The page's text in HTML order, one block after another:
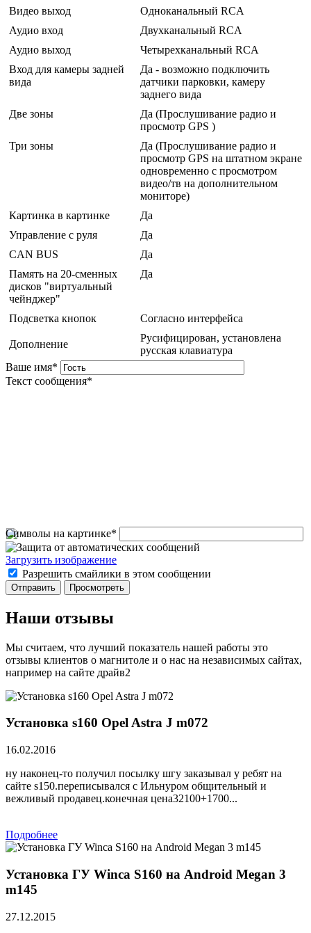
Видео выход
Одноканальный RCA
Аудио вход
Двухканальный RCA
Аудио выход
Четырехканальный RCA
Вход для камеры задней
вида
Да - возможно подключить
датчики парковки, камеру
заднего вида
Две зоны
Да (Прослушивание радио и
просмотр GPS )
Три зоны
Да (Прослушивание радио и
просмотр GPS на штатном экране
одновременно с просмотром
видео/тв на дополнительном
мониторе)
Картинка в картинке
Да
Управление с руля
Да
CAN BUS
Да
Память на 20-сменных
дисков "виртуальный
чейнджер"
Да
Подсветка кнопок Согласно интерфейса
Дополнение
Русифицирован, установлена
русская клавиатура
Ваше имя*
Текст сообщения*
Символы на картинке*
Загрузить изображение
Разрешить смайлики в этом сообщении
Наши отзывы
Мы считаем, что лучший показатель нашей работы это
отзывы клиентов о магнитоле и о нас на независимых сайтах,
например на сайте драйв2
Установка s160 Opel Astra J m072
16.02.2016
ну наконец-то получил посылку шгу заказывал у ребят на
сайте s150.переписывался с Ильнуром общительный и
вежливый продавец.конечная цена32100+1700...
Подробнее
Установка ГУ Winca S160 на Android Megan 3
m145
27.12.2015